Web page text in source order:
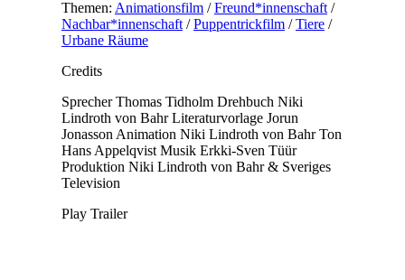
Themen: Animationsfilm/Freund*innenschaft/
Nachbar*innenschaft/Puppentrickfilm/Tiere/
Urbane Räume
Credits
Sprecher Thomas Tidholm Drehbuch Niki
Lindroth von Bahr Literaturvorlage Jorun
Jonasson Animation Niki Lindroth von Bahr Ton
Hans Appelqvist Musik Erkki-Sven Tüür
Produktion Niki Lindroth von Bahr & Sveriges
Television
Play Trailer